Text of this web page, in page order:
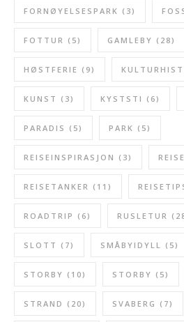
FORNØYELSESPARK (3)
FOTTUR (5) GAMLEBY (28)
HØSTFERIE (9)
KUNST (3) KYSTSTI (6)
PARADIS (5) PARK (5)
REISEINSPIRASJON (3)
REISETANKER (11)
ROADTRIP (6) RUSLETUR
SLOTT (7) SMÅBYIDYLL (5)
STORBY (10) STORBY (5)
STRAND (20) SVABERG (7)